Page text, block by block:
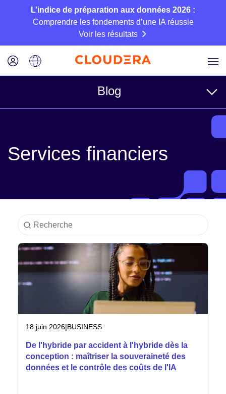
L’indice de préparation aux données 2026 :
Comprendre les fondements d’une IA réussie
Voir les résultats
Blog
Business
Industrie
Industrie manufacturière
Télécommunications
Technologie
Services financiers
18 juin 2026|BUSINESS
De l'hybride par accident à l'hybride dès la
conception : maîtriser la souveraineté des
données et le contrôle des coûts de l'IA